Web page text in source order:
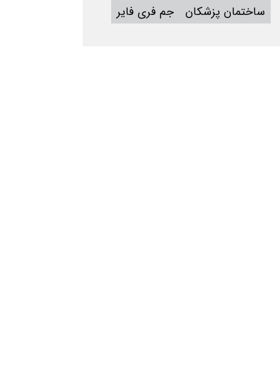
ساختمان پزشکان
جم فری فایر